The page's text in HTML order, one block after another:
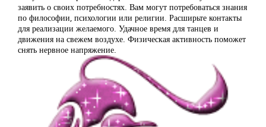
заявить о своих потребностях. Вам могут потребоваться знания
по философии, психологии или религии. Расширьте контакты
для реализации желаемого. Удачное время для танцев и
движения на свежем воздухе. Физическая активность поможет
снять нервное напряжение.